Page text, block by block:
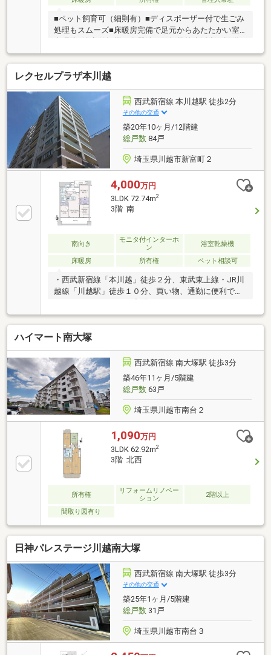
■ペット飼育可（細則有）■ディスポーザー付で生ごみ
処理もスムーズ■床暖房完備で足元からあたたかい室
も充実■オートロック・防犯カメラ完備で安心のセキ
ュリティ■宅配ボックス付きで不在時の荷物受け取り
も便利■24時間ゴミ出し可能で生活リズムに合わせや
すい■各階または共用部にゴミ置き場ありで移動もス
ムーズ■エレベーター複数基で待ち時間を軽減■４階住
戸へ直通エレベーター利用可能で移動がスムーズ■ス
カイデッキやラウンジ、ゴルフシュミレーターなど共
用施設が充実■収納スペース充実（SIC・WIC等）■イ
ンターネット対応で在宅ワークにも便利
レクセルプラザ本川越
西武新宿線 本川越駅 徒歩2分
その他の交通
築20年10ヶ月/12階建
総戸数84戸
埼玉県川越市新富町２
4,000万円
3LDK 72.74m2
3階 南
南向き
モニタ付インターホ
ン
浴室乾燥機
床暖房 所有権 ペット相談可
・西武新宿線「本川越」徒歩２分、東武東上線・JR川
越線「川越駅」徒歩１０分、買い物、通勤に便利で
工法、間口８ｍ超、浴室換気乾燥機、床暖房（リビン
グダイニング）・ペット飼育可（飼育細則あり）
ハイマート南大塚
西武新宿線 南大塚駅 徒歩3分
築46年11ヶ月/5階建
総戸数63戸
埼玉県川越市南台２
1,090万円
3LDK 62.92m2
3階 北西
所有権
リフォームリノベー
ション
2階以上
間取り図有り
日神パレステージ川越南大塚
西武新宿線 南大塚駅 徒歩3分
その他の交通
築25年1ヶ月/5階建
総戸数31戸
埼玉県川越市南台３